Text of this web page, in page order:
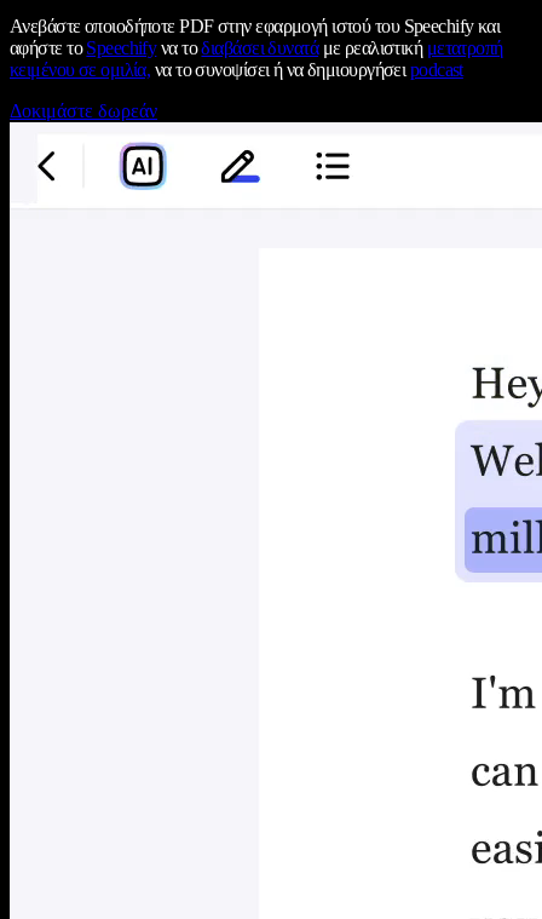
Ανεβάστε οποιοδήποτε PDF στην εφαρμογή ιστού του Speechify και
αφήστε τοSpeechifyνα τοδιαβάσει δυνατάμε ρεαλιστική μετατροπή
κειμένου σε ομιλία, να το συνοψίσει ή να δημιουργήσει podcast
Δοκιμάστε δωρεάν